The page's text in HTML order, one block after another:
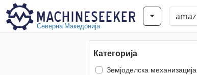
Северна Македонија
Категорија
Земјоделска механизација